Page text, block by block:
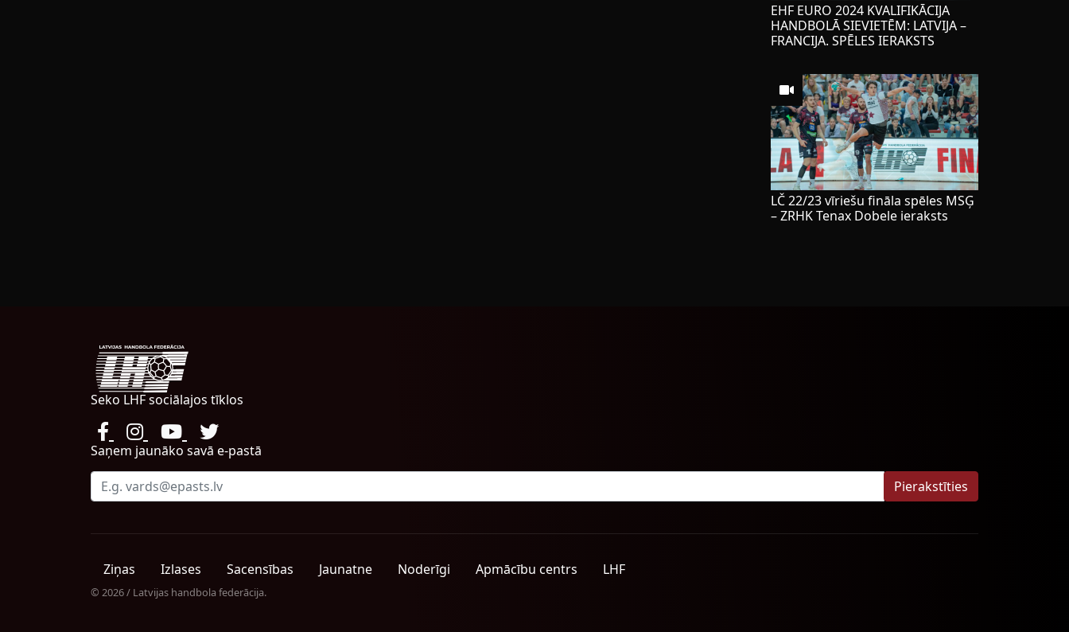
EHF EURO 2024 KVALIFIKĀCIJA
HANDBOLĀ SIEVIETĒM: LATVIJA –
FRANCIJA. SPĒLES IERAKSTS
LČ 22/23 vīriešu fināla spēles MSĢ
– ZRHK Tenax Dobele ieraksts
Seko LHF sociālajos tīklos
Saņem jaunāko savā e-pastā
Ziņas Izlases Sacensības Jaunatne Noderīgi Apmācību centrs LHF
© 2026 / Latvijas handbola federācija.